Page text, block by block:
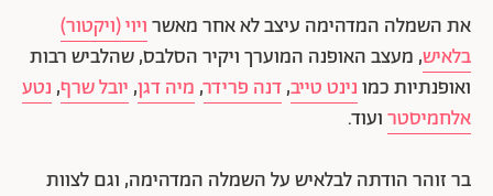
את השמלה המדהימה עיצב לא אחר מאשרויוי (ויקטור)
בלאיש, מעצב האופנה המוערך ויקיר הסלבס, שהלביש רבות
ואופנתיות כמונינט טייב,דנה פרידר,מיה דגן,יובל שרף,נטע
אלחמיסטרועוד.
בר זוהר הודתה לבלאיש על השמלה המדהימה, וגם לצוות